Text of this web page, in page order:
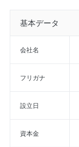
基本データ
会社名
フリガナ
設立日
資本金